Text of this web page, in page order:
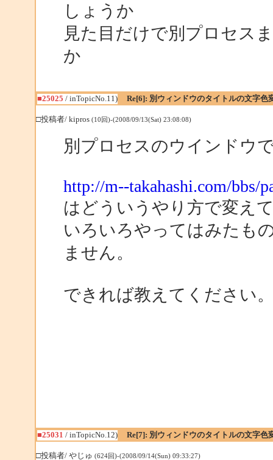
しょうか
見た目だけで別プロセス
か
■25025 / inTopicNo.11) Re[6]: 別ウィンドウのタイトルの文字色
□投稿者/ kipros (10回)-(2008/09/13(Sat) 23:08:08)
別プロセスのウインドウ
http://m--takahashi.com/bbs/
はどういうやり方で変え
いろいろやってはみたも
ません。
できれば教えてください
■25031 / inTopicNo.12) Re[7]: 別ウィンドウのタイトルの文字色
□投稿者/ やじゅ (624回)-(2008/09/14(Sun) 09:33:27)